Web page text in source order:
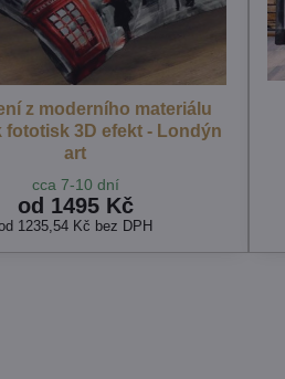
z moderního materiálu
fototisk 3D efekt - Londýn
art
cca 7-10 dní
od 1495 Kč
1235,54 Kč bez DPH